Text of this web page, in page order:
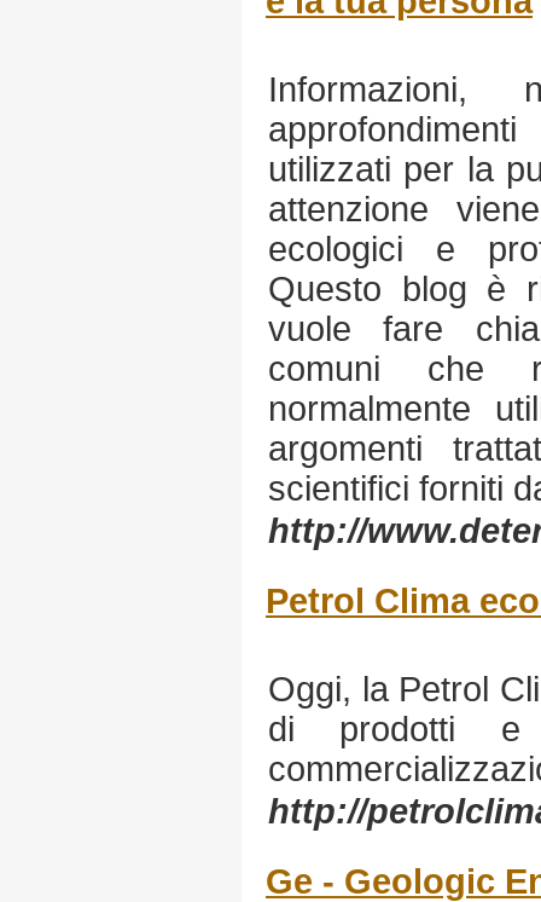
Informazioni,
utilizzati per la
attenzione
ecologici e
Questo blog è
vuole fare
comuni che
normalmente
argomenti
scientifici forniti
http://
Petrol Clima
Oggi, la Petrol
di prodotti e
http://
Ge - Geologic